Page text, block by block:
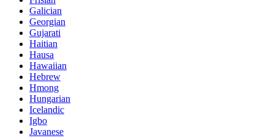
Galician
Georgian
Gujarati
Haitian
Hausa
Hawaiian
Hebrew
Hmong
Hungarian
Icelandic
Igbo
Javanese